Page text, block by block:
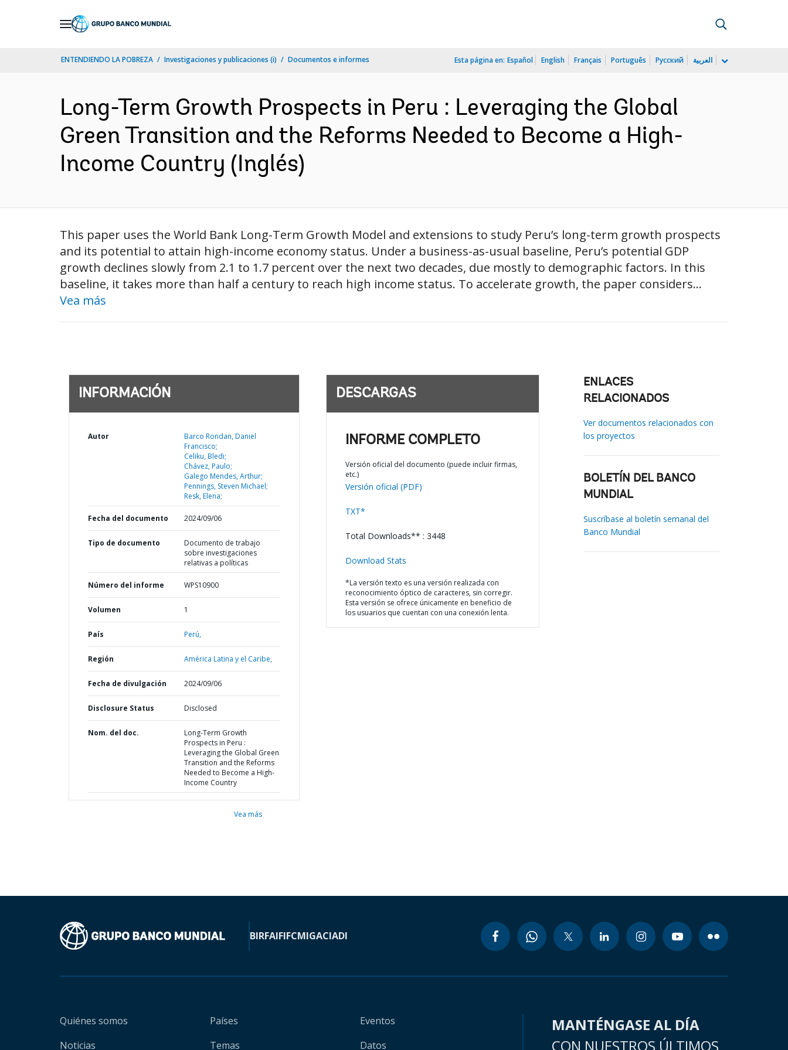
ENTENDIENDO LA POBREZA Investigaciones y publicaciones (i) Documentos e informes Esta página en: Español English Français Português Русский العربية
Long-Term Growth Prospects in Peru : Leveraging the Global
Green Transition and the Reforms Needed to Become a High-
Income Country (Inglés)
This paper uses the World Bank Long-Term Growth Model and extensions to study Peru’s long-term growth prospects
and its potential to attain high-income economy status. Under a business-as-usual baseline, Peru’s potential GDP
growth declines slowly from 2.1 to 1.7 percent over the next two decades, due mostly to demographic factors. In this
baseline, it takes more than half a century to reach high income status. To accelerate growth, the paper considers...
Vea más
INFORMACIÓN
Autor
Barco Rondan, Daniel
Francisco;
Celiku, Bledi;
Chávez, Paulo;
Galego Mendes, Arthur;
Pennings, Steven Michael;
Resk, Elena;
Fecha del documento 2024/09/06
Tipo de documento
Documento de trabajo
sobre investigaciones
relativas a políticas
Número del informe WPS10900
Volumen 1
País Perú,
Región América Latina y el Caribe,
Fecha de divulgación 2024/09/06
Disclosure Status Disclosed
Nom. del doc.
Long-Term Growth
Prospects in Peru :
Leveraging the Global Green
Transition and the Reforms
Needed to Become a High-
Income Country
Vea más
DESCARGAS
INFORME COMPLETO
Versión oficial del documento (puede incluir firmas,
etc.)
Versión oficial (PDF)
TXT*
Total Downloads** : 3448
Download Stats
*La versión texto es una versión realizada con
reconocimiento óptico de caracteres, sin corregir.
Esta versión se ofrece únicamente en beneficio de
los usuarios que cuentan con una conexión lenta.
ENLACES
RELACIONADOS
Ver documentos relacionados con
los proyectos
BOLETÍN DEL BANCO
MUNDIAL
Suscríbase al boletín semanal del
Banco Mundial
BIRFAIFIFCMIGACIADI
Quiénes somos
Noticias
Países
Temas
Eventos
Datos
MANTÉNGASE AL DÍA
CON NUESTROS ÚLTIMOS